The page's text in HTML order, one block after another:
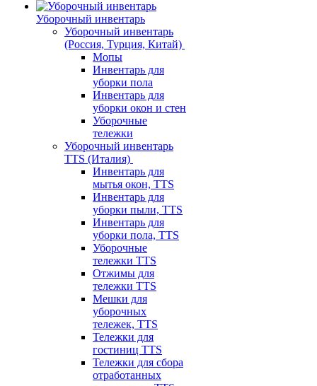
Уборочный инвентарь
Уборочный инвентарь
(Россия, Турция, Китай)
Мопы
Инвентарь для
уборки пола
Инвентарь для
уборки окон и стен
Уборочные
тележки
Уборочный инвентарь
TTS (Италия)
Инвентарь для
мытья окон, TTS
Инвентарь для
уборки пыли, TTS
Инвентарь для
уборки пола, TTS
Уборочные
тележки TTS
Отжимы для
тележки TTS
Мешки для
уборочных
тележек, TTS
Тележки для
гостиниц TTS
Тележки для сбора
отработанных